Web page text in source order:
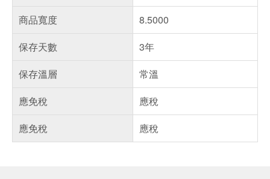
商品寬度
8.5000
保存天數
3年
保存溫層
常溫
應免稅
應稅
應免稅
應稅
偏遠地區配送